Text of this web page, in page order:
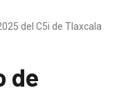
del C5i de Tlaxcala
de